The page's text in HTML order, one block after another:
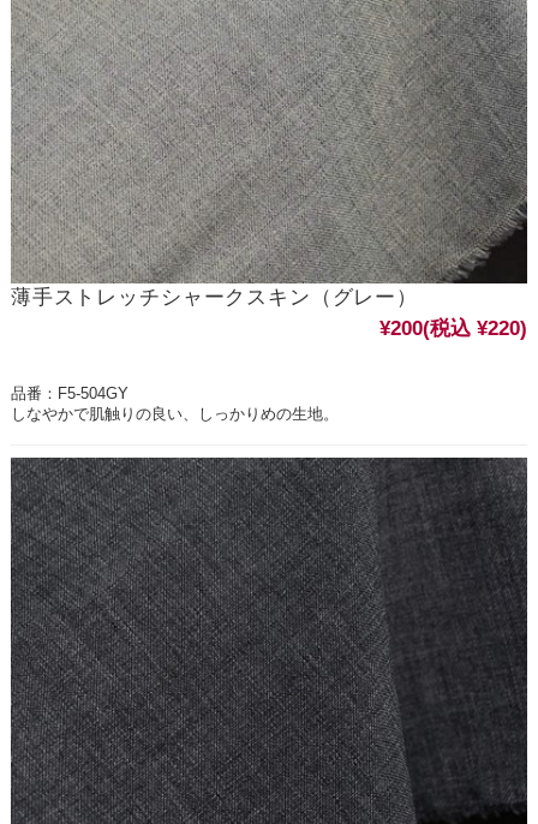
薄手ストレッチシャークスキン（グレー）
¥200(税込 ¥220)
品番：F5-504GY
しなやかで肌触りの良い、しっかりめの生地。